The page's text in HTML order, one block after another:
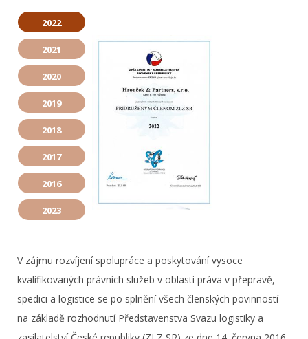
2022
2021
2020
2019
2018
2017
2016
2023
V zájmu rozvíjení spolupráce a poskytování vysoce
kvalifikovaných právních služeb v oblasti práva v přepravě,
spedici a logistice se po splnění všech členských povinností
na základě rozhodnutí Představenstva Svazu logistiky a